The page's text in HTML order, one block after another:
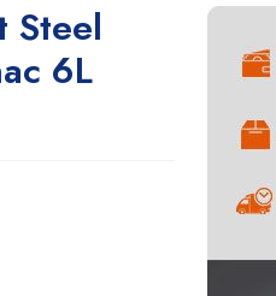
Steel
6L